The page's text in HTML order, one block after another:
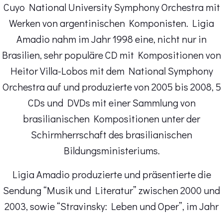
Cuyo National University Symphony Orchestra mit
Werken von argentinischen Komponisten. Ligia
Amadio nahm im Jahr 1998 eine, nicht nur in
Brasilien, sehr populäre CD mit Kompositionen von
Heitor Villa-Lobos mit dem National Symphony
Orchestra auf und produzierte von 2005 bis 2008, 5
CDs und DVDs mit einer Sammlung von
brasilianischen Kompositionen unter der
Schirmherrschaft des brasilianischen
Bildungsministeriums.
Ligia Amadio produzierte und präsentierte die
Sendung “Musik und Literatur” zwischen 2000 und
2003, sowie “Stravinsky: Leben und Oper”, im Jahr